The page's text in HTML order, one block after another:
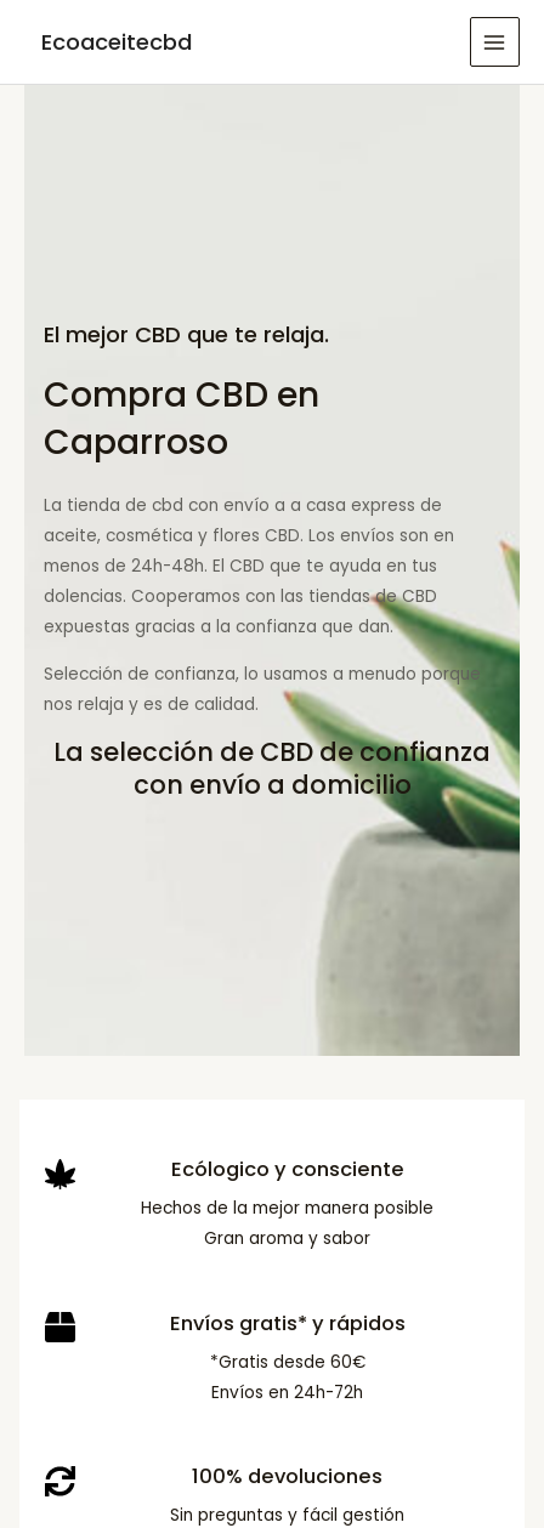
Ecoaceitecbd
El mejor CBD que te relaja.
Compra CBD en
Caparroso
La tienda de cbd con envío a a casa express de
aceite, cosmética y flores CBD. Los envíos son en
menos de 24h-48h. El CBD que te ayuda en tus
dolencias. Cooperamos con las tiendas de CBD
expuestas gracias a la confianza que dan.
Selección de confianza, lo usamos a menudo porque
nos relaja y es de calidad.
La selección de CBD de confianza
con envío a domicilio
Ecólogico y consciente
Hechos de la mejor manera posible
Gran aroma y sabor
Envíos gratis* y rápidos
*Gratis desde 60€
Envíos en 24h-72h
100% devoluciones
Sin preguntas y fácil gestión